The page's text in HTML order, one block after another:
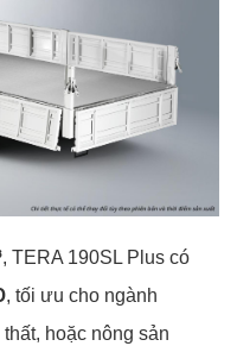
, TERA 190SL Plus có
, tối ưu cho ngành
hoặc nông sản